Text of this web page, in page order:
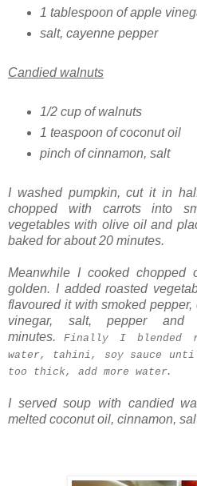
1 tablespoon of apple
salt, cayenne pepper
Candied walnuts
1/2 cup of walnuts
1 teaspoon of coconut oil
pinch of cinnamon, salt
I washed pumpkin, cut it in
chopped with carrots into
vegetables with olive oil and
baked for about 20 minutes.
Meanwhile I cooked chopped
golden. I added roasted
flavoured it with smoked
vinegar, salt, pepper
minutes. Finally I blended
water, tahini, soy sauce
too thick, add more water.
I served soup with candied
melted coconut oil, cinnamon,